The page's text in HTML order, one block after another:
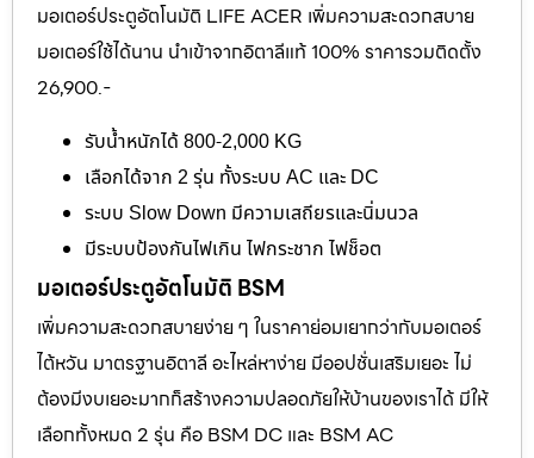
มอเตอร์ประตูอัตโนมัติ LIFE ACER เพิ่มความสะดวกสบาย
มอเตอร์ใช้ได้นาน นำเข้าจากอิตาลีแท้ 100% ราคารวมติดตั้ง
26,900.-
รับน้ำหนักได้ 800-2,000 KG
เลือกได้จาก 2 รุ่น ทั้งระบบ AC และ DC
ระบบ Slow Down มีความเสถียรและนิ่มนวล
มีระบบป้องกันไฟเกิน ไฟกระชาก ไฟช็อต
มอเตอร์ประตูอัตโนมัติ BSM
เพิ่มความสะดวกสบายง่าย ๆ ในราคาย่อมเยากว่ากับมอเตอร์
ไต้หวัน มาตรฐานอิตาลี อะไหล่หาง่าย มีออปชั่นเสริมเยอะ ไม่
ต้องมีงบเยอะมากก็สร้างความปลอดภัยให้บ้านของเราได้ มีให้
เลือกทั้งหมด 2 รุ่น คือ BSM DC และ BSM AC